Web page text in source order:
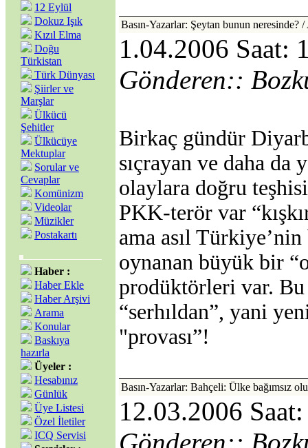
12 Eylül
Dokuz Işık
Kızıl Elma
Doğu
Türkistan
Türk Dünyası
Şiirler ve
Marşlar
Ülkücü
Şehitler
Ülkücüye
Mektuplar
Sorular ve
Cevaplar
Komünizm
Videolar
Müzikler
Postakartı
Haber :
Haber Ekle
Haber Arşivi
Arama
Konular
Baskıya
hazırla
Üyeler :
Hesabınız
Günlük
Üye Listesi
Özel İletiler
ICQ Servisi
Basın-Yazarlar: Şeytan bunun neresinde?
1.04.2006 Saat:
Gönderen::
Birkaç gündür
sıçrayan ve daha da
olaylara doğru
PKK-terör var
ama asıl
oynanan büyük bir
prodüktörleri var.
“serhıldan”, yani
"provası”!
Basın-Yazarlar: Bahçeli: Ülke bağımsız
12.03.2006